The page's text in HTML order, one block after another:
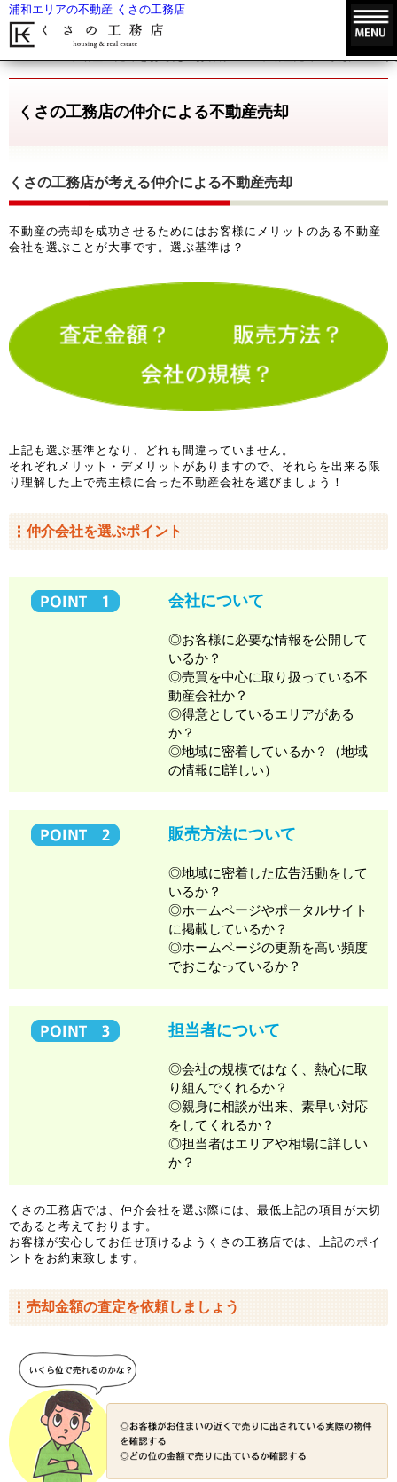
浦和エリアの不動産 くさの工務店
不動産売却の手順 く
くさの工務店の仲介による不動産売却
くさの工務店が考える仲介による不動産売却
不動産の売却を成功させるためにはお客様にメリットのある不動産
会社を選ぶことが大事です。選ぶ基準は？
上記も選ぶ基準となり、どれも間違っていません。
それぞれメリット・デメリットがありますので、それらを出来る限
り理解した上で売主様に合った不動産会社を選びましょう！
仲介会社を選ぶポイント
会社について
◎お客様に必要な情報を公開して
いるか？
◎売買を中心に取り扱っている不
動産会社か？
◎得意としているエリアがある
か？
◎地域に密着しているか？（地域
の情報にl詳しい）
販売方法について
◎地域に密着した広告活動をして
いるか？
◎ホームページやポータルサイト
に掲載しているか？
◎ホームページの更新を高い頻度
でおこなっているか？
担当者について
◎会社の規模ではなく、熱心に取
り組んでくれるか？
◎親身に相談が出来、素早い対応
をしてくれるか？
◎担当者はエリアや相場に詳しい
か？
くさの工務店では、仲介会社を選ぶ際には、最低上記の項目が大切
であると考えております。
お客様が安心してお任せ頂けるようくさの工務店では、上記のポイ
ントをお約束致します。
売却金額の査定を依頼しましょう